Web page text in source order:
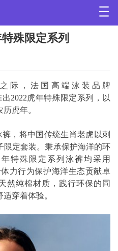
殊限定系列
际，法国高端泳装品牌
2022虎年特殊限定系列，以
虎年。
，将中国传统生肖老虎以刺
限定套装。秉承保护海洋的环
年特殊限定系列泳裤均采用
力行为保护海洋生态贡献卓
然纯棉材质，践行环保的同
穿着体验。